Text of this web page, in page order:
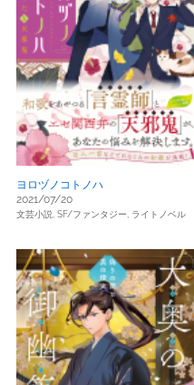
ヨロヅノコトノハ
2021/07/20
文芸小説, SF/ファンタジー, ライトノベル